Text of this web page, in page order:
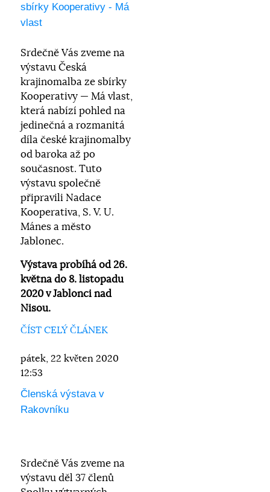
sbírky Kooperativy - Má
vlast
Srdečně Vás zveme na
výstavu Česká
krajinomalba ze sbírky
Kooperativy — Má vlast,
která nabízí pohled na
jedinečná a rozmanitá
díla české krajinomalby
od baroka až po
současnost. Tuto
výstavu společně
připravili Nadace
Kooperativa, S. V. U.
Mánes a město
Jablonec.
Výstava probíhá od 26.
května do 8. listopadu
2020 v Jablonci nad
Nisou.
ČÍST CELÝ ČLÁNEK
pátek, 22 květen 2020
12:53
Členská výstava v
Rakovníku
Srdečně Vás zveme na
výstavu děl 37 členů